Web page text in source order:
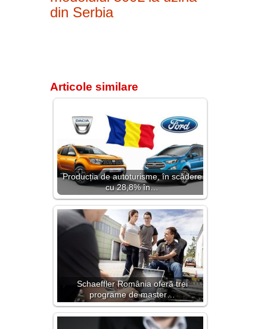
din Serbia
Articole similare
Producția de autoturisme, în scădere
cu 28,8% în…
Schaeffler România oferă trei
programe de master…